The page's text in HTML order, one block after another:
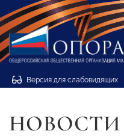
Версия для слабовидящих
НОВОСТИ